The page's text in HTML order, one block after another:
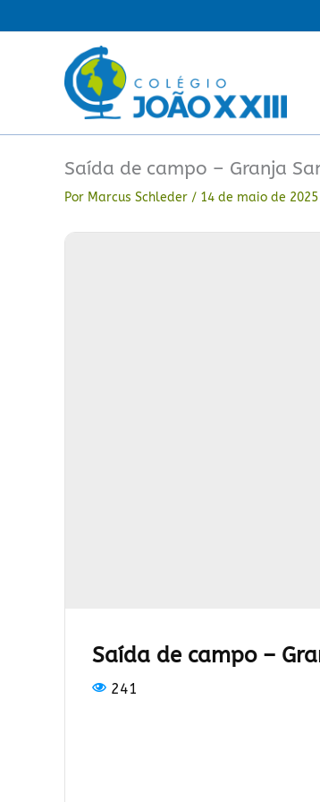
para
Saída de campo – Granja
Por Marcus Schleder / 14 de maio de 2025
Saída de campo –
241